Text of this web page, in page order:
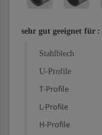
sehr gut geeignet für :
Stahlblech
U-Profile
T-Profile
L-Profile
H-Profile